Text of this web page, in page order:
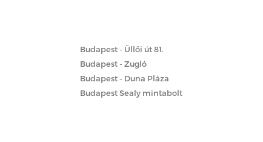
Budapest - Üllői út 81.
Budapest - Zugló
Budapest - Duna Pláza
Budapest Sealy mintabolt